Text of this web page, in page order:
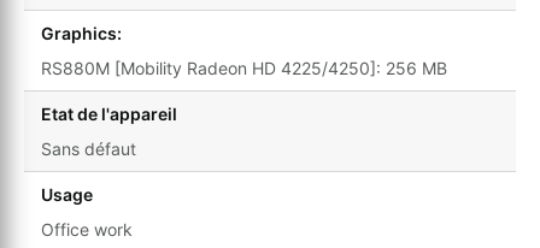
Graphics:
RS880M [Mobility Radeon HD 4225/4250]: 256 MB
Etat de l'appareil
Sans défaut
Usage
Office work